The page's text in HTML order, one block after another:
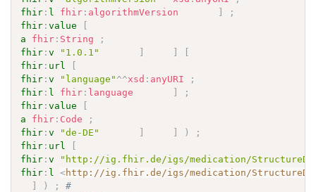
fhir : l fhir : algorithmVersion
;
fhir :value
a
fhir : String
;
fhir :v "1.0.1"
fhir : url
fhir :v "language" ^^xsd : anyURI
;
fhir : l fhir : language
;
fhir :value
a
fhir : Code
;
fhir :v "de-DE" )
;
fhir : url
fhir :v
"http://ig.fhir.de/igs/medication/
fhir : l <http://ig.fhir.de/igs/medication/
) ;
#